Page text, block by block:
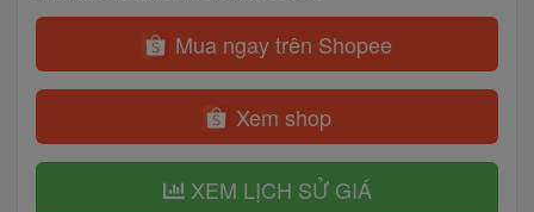
Mua ngay trên Shopee
Xem shop
XEM LỊCH SỬ GIÁ